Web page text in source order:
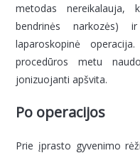
metodas nereikalauja,
bendrinės narkozės)
laparoskopinė
procedūros metu
jonizuojanti apšvita.
Po operacijos
Prie įprasto gyvenimo